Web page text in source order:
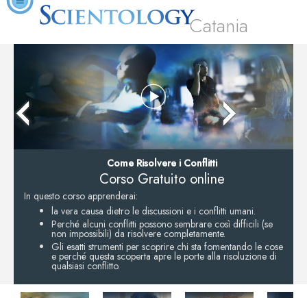
Catania
Come Risolvere i Conflitti
Corso Gratuito online
In questo corso apprenderai:
la vera causa dietro le discussioni e i conflitti umani.
Perché alcuni conflitti possono sembrare così difficili (se
non impossibili) da risolvere completamente.
Gli esatti strumenti per scoprire chi sta fomentando le cose
e perché questa scoperta apre le porte alla risoluzione di
qualsiasi conflitto.